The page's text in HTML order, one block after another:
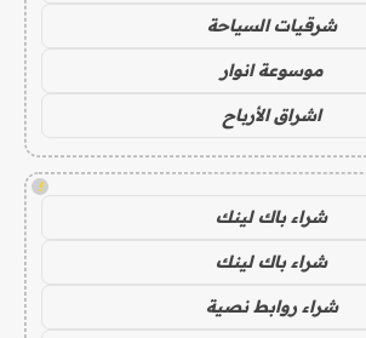
شرقيات السياحة
موسوعة انوار
اشراق الأرباح
!
شراء باك لينك
شراء باك لينك
شراء روابط نصية